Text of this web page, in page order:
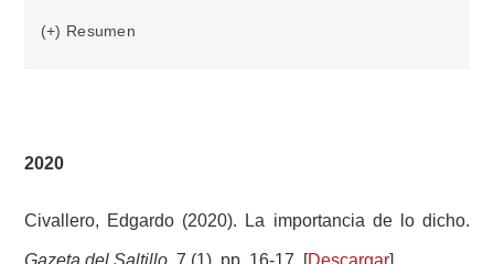
(+) Resumen
2020
Civallero, Edgardo (2020). La importancia de lo dicho.